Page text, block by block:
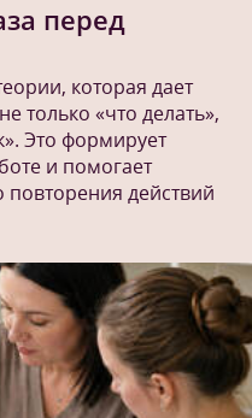
перед
которая дает
только «что делать»,
Это формирует
и помогает
повторения действий